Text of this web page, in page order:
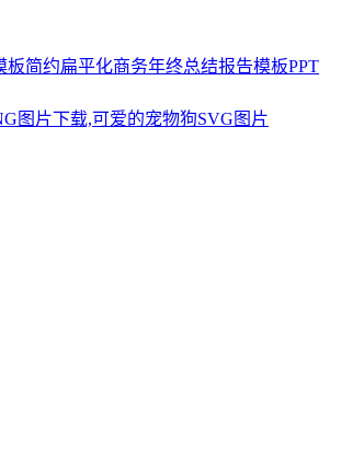
板简约扁平化商务年终总结报告模板PPT